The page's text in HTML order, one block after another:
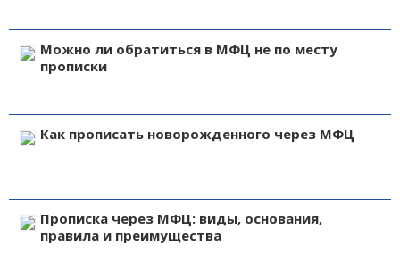
Можно ли обратиться в МФЦ не по месту
прописки
Как прописать новорожденного через МФЦ
Прописка через МФЦ: виды, основания,
правила и преимущества